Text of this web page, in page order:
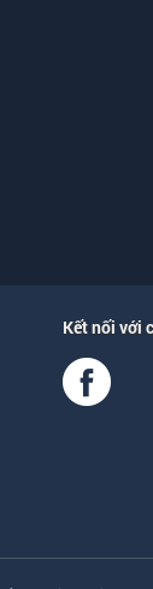
Kết nối với